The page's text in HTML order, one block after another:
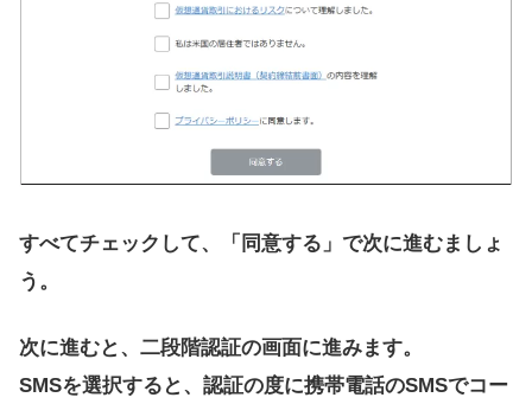
すべてチェックして、「同意する」で次に進むましょ
う。
次に進むと、二段階認証の画面に進みます。
SMSを選択すると、認証の度に携帯電話のSMSでコー